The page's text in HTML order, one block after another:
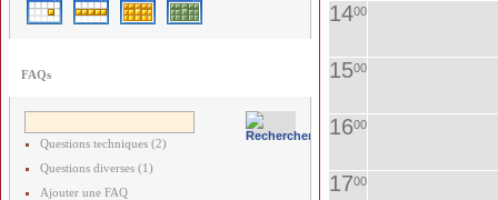
FAQs
Questions techniques (2)
Questions diverses (1)
Ajouter une FAQ
1400
1500
1600
1700